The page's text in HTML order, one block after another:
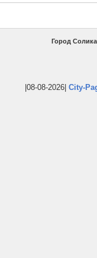
Город
|08-08-2026| City-